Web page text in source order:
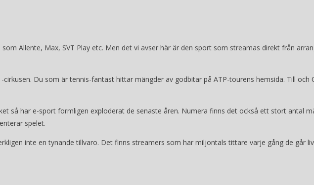
Allente, Max, SVT Play etc. Men det vi avser här är den sport som streamas direkt från
Du som är tennis-fantast hittar mängder av godbitar på ATP-tourens hemsida. Till och
så har e-sport formligen exploderat de senaste åren. Numera finns det också ett stort antal
spelet.
inte en tynande tillvaro. Det finns streamers som har miljontals tittare varje gång de går